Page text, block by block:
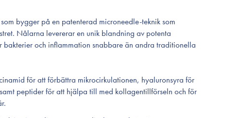
bygger på en patenterad microneedle-teknik som
Nålarna levererar en unik blandning av potenta
och inflammation snabbare än andra traditionella
för att förbättra mikrocirkulationen, hyaluronsyra för
peptider för att hjälpa till med kollagentillförseln och för